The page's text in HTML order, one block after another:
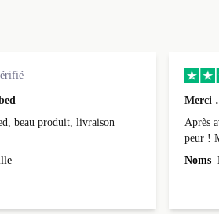
beau produit, livraison
Merci
Après
peur !
reçu
Noms